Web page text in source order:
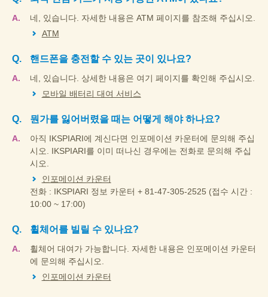
네, 있습니다. 자세한 내용은 ATM 페이지를 참조해 주십시오.
ATM
핸드폰을 충전할 수 있는 곳이 있나요?
네, 있습니다. 상세한 내용은 여기 페이지를 확인해 주십시오.
모바일 배터리 대여 서비스
뭔가를 잃어버렸을 때는 어떻게 해야 하나요?
아직 IKSPIARI에 계신다면 인포메이션 카운터에 문의해 주십
시오. IKSPIARI를 이미 떠나신 경우에는 전화로 문의해 주십
시오.
인포메이션 카운터
전화 : IKSPIARI 정보 카운터 + 81-47-305-2525 (접수 시간 :
10:00 ~ 17:00)
휠체어를 빌릴 수 있나요?
휠체어 대여가 가능합니다. 자세한 내용은 인포메이션 카운터
에 문의해 주십시오.
인포메이션 카운터